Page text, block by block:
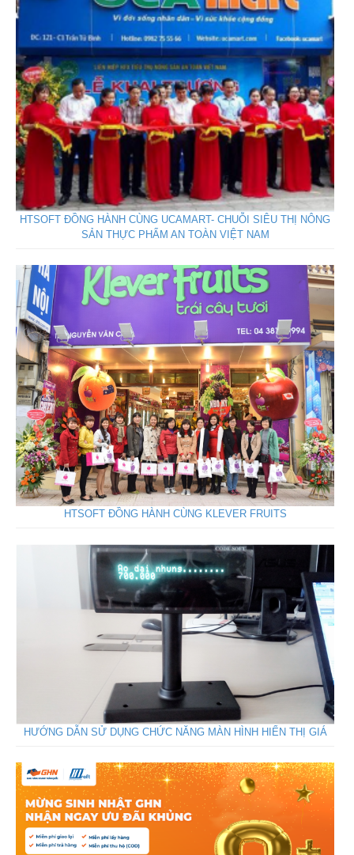
HTSOFT ĐỒNG HÀNH CÙNG UCAMART- CHUỖI SIÊU THỊ NÔNG
SẢN THỰC PHẨM AN TOÀN VIỆT NAM
HTSOFT ĐỒNG HÀNH CÙNG KLEVER FRUITS
HƯỚNG DẪN SỬ DỤNG CHỨC NĂNG MÀN HÌNH HIỂN THỊ GIÁ